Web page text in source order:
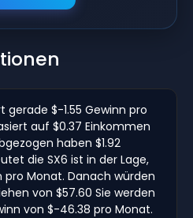
gerade $-1.55 Gewinn pro
auf $0.37 Einkommen
haben $1.92
die SX6 ist in der Lage,
pro Monat. Danach würden
von $57.60 Sie werden
von $-46.38 pro Monat.